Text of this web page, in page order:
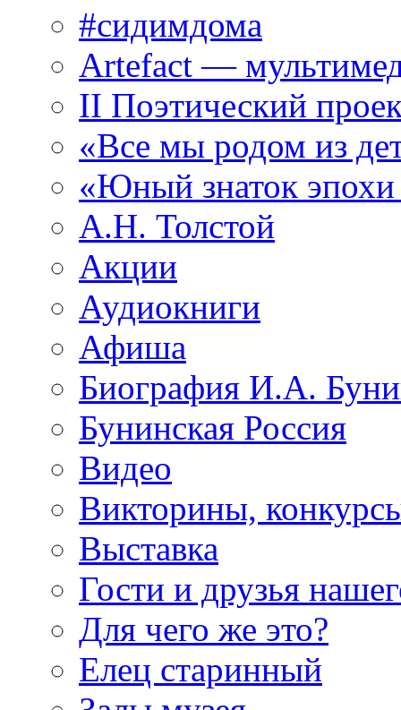
#сидимдома
Artefact —
II Поэтический
«Все мы родом из
«Юный знаток
А.Н. Толстой
Акции
Аудиокниги
Афиша
Биография И.А.
Бунинская Россия
Видео
Викторины,
Выставка
Гости и друзья
Для чего же это?
Елец старинный